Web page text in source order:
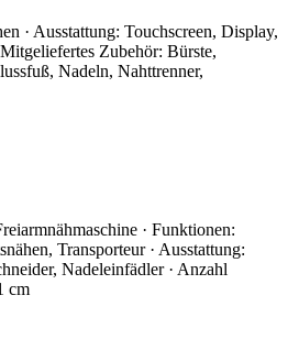
· Ausstattung: Touchscreen, Display,
Zubehör: Bürste,
Nadeln, Nahttrenner,
· Funktionen:
Transporteur · Ausstattung:
Nadeleinfädler · Anzahl
cm